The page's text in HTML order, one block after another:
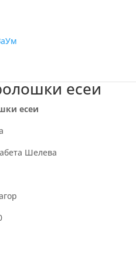
есеи
есеи
Шелева